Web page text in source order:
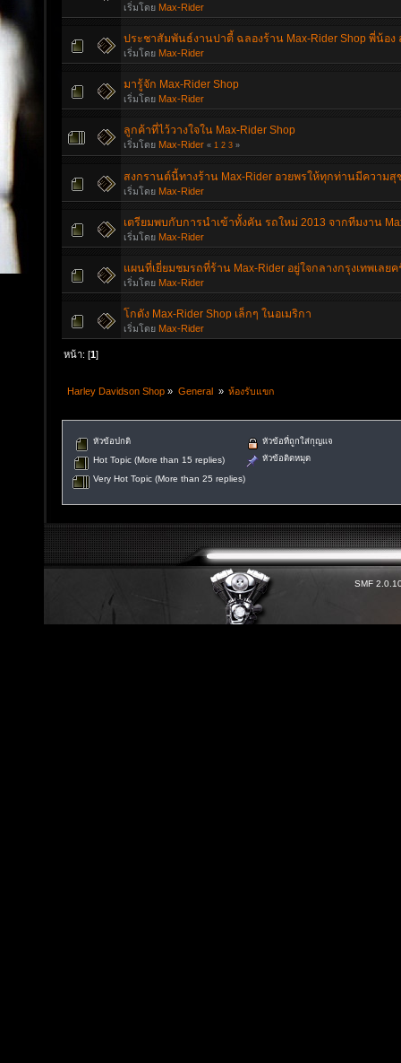
เริ่มโดย Max-Rider
ประชาสัมพันธ์งานปาตี้ ฉลองร้าน Max-Rider Shop พี่น้
เริ่มโดย Max-Rider
มารู้จัก Max-Rider Shop
เริ่มโดย Max-Rider
ลูกค้าที่ไว้วางใจใน Max-Rider Shop
เริ่มโดย Max-Rider « 1 2 3 »
สงกรานต์นี้ทางร้าน Max-Rider อวยพรให้ทุกท่านมีความสุ
เริ่มโดย Max-Rider
เตรียมพบกับการนำเข้าทั้งคัน รถใหม่ 2013 จากทีมงาน
เริ่มโดย Max-Rider
แผนที่เยี่ยมชมรถที่ร้าน Max-Rider อยู่ใจกลางกรุงเทพเลยค
เริ่มโดย Max-Rider
โกดัง Max-Rider Shop เล็กๆ ในอเมริกา
เริ่มโดย Max-Rider
หน้า: [1]
Harley Davidson Shop » General » ห้องรับแขก
หัวข้อปกติ
Hot Topic (More than 15 replies)
Very Hot Topic (More than 25 replies)
หัวข้อที่ถูกใส่กุญแจ
หัวข้อติดหมุด
SMF